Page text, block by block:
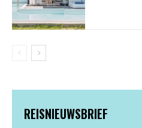
REISNIEUWSBRIEF